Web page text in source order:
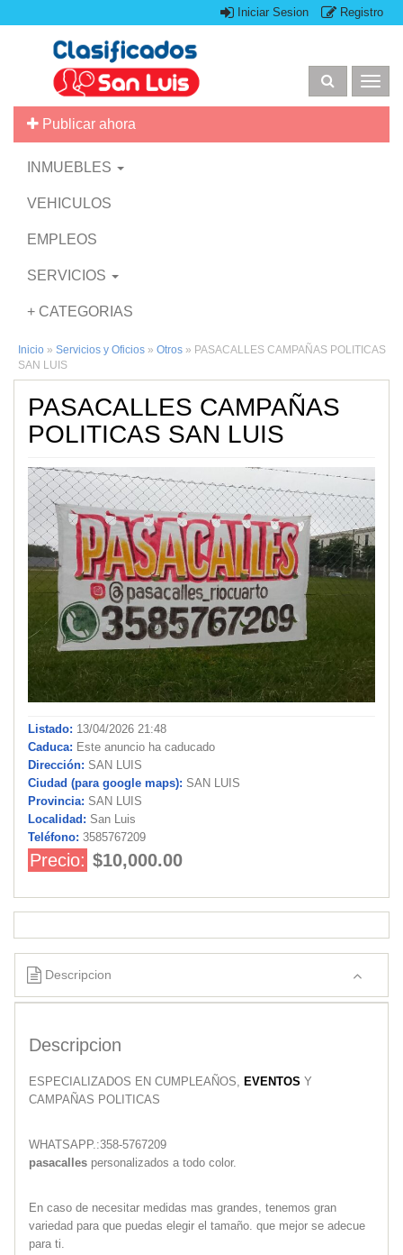
Iniciar Sesion Registro
Publicar ahora
INMUEBLES
VEHICULOS
EMPLEOS
SERVICIOS
+ CATEGORIAS
Inicio » Servicios y Oficios » Otros » PASACALLES CAMPAÑAS POLITICAS
SAN LUIS
PASACALLES CAMPAÑAS
POLITICAS SAN LUIS
Listado: 13/04/2026 21:48
Caduca: Este anuncio ha caducado
Dirección: SAN LUIS
Ciudad (para google maps): SAN LUIS
Provincia: SAN LUIS
Localidad: San Luis
Teléfono: 3585767209
Precio: $10,000.00
Descripcion
Descripcion
ESPECIALIZADOS EN CUMPLEAÑOS, EVENTOS Y
CAMPAÑAS POLITICAS
WHATSAPP.:358-5767209
pasacalles personalizados a todo color.
En caso de necesitar medidas mas grandes, tenemos gran
variedad para que puedas elegir el tamaño. que mejor se adecue
para ti.